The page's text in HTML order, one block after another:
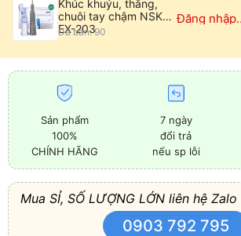
Khúc khuỷu, thẳng,
chuôi tay chậm NSK
EX-203
Đã bán: 90
Đăng
Sản phẩm
100%
CHÍNH HÃNG
7 ngày
đổi trả
nếu sp lỗi
Mua SỈ, SỐ LƯỢNG LỚN liên hệ Zalo
0903 792 795